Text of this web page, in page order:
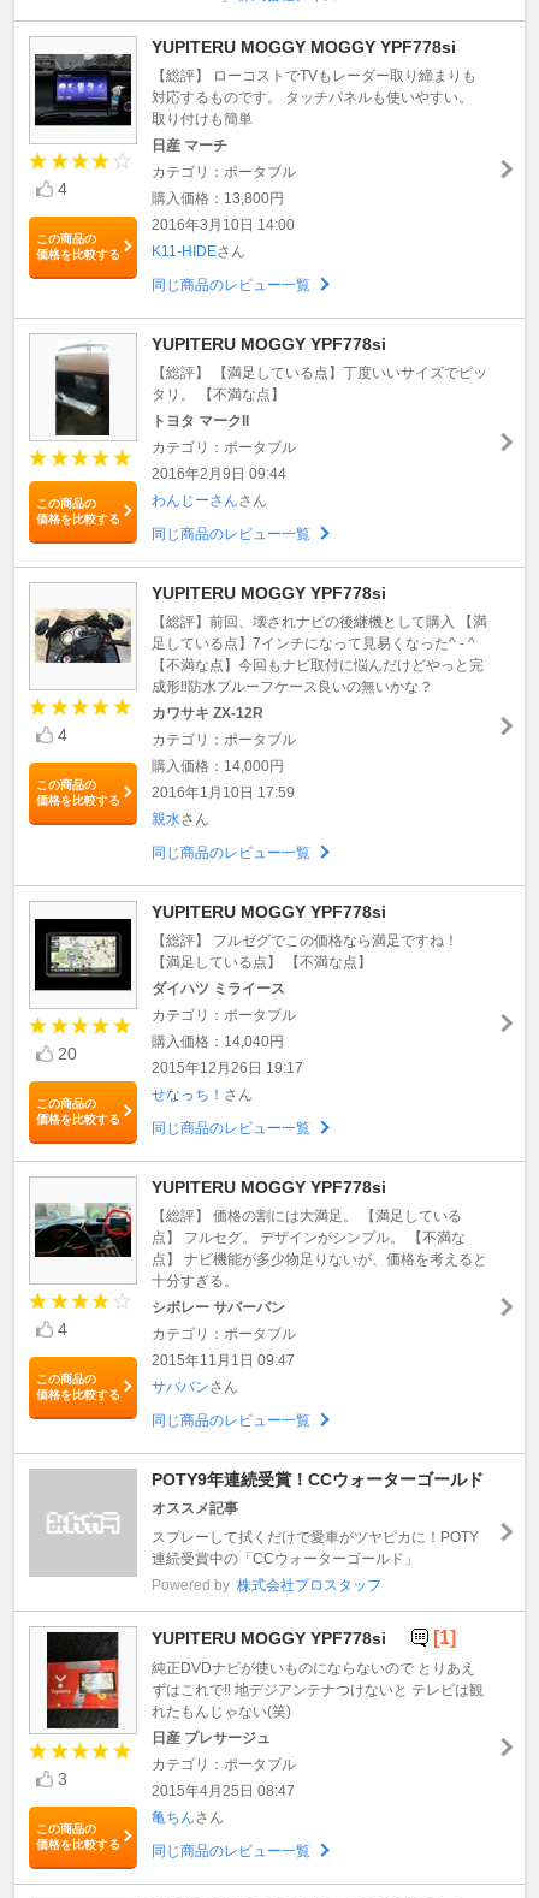
4
この商品の
価格を比較する
YUPITERU MOGGY MOGGY YPF778si
【総評】 ローコストでTVもレーダー取り締まりも
対応するものです。 タッチパネルも使いやすい。
取り付けも簡単
日産 マーチ
カテゴリ：ポータブル
購入価格：13,800円
2016年3月10日 14:00
K11‐HIDEさん
同じ商品のレビュー一覧
この商品の
価格を比較する
YUPITERU MOGGY YPF778si
【総評】 【満足している点】丁度いいサイズでピッ
タリ。 【不満な点】
トヨタ マークII
カテゴリ：ポータブル
2016年2月9日 09:44
わんじーさんさん
同じ商品のレビュー一覧
4
この商品の
価格を比較する
YUPITERU MOGGY YPF778si
【総評】前回、壊されナビの後継機として購入 【満
足している点】7インチになって見易くなった^ - ^
【不満な点】今回もナビ取付に悩んだけどやっと完
成形‼️防水ブルーフケース良いの無いかな？
カワサキ ZX-12R
カテゴリ：ポータブル
購入価格：14,000円
2016年1月10日 17:59
親水さん
同じ商品のレビュー一覧
20
この商品の
価格を比較する
YUPITERU MOGGY YPF778si
【総評】 フルゼグでこの価格なら満足ですね！
【満足している点】 【不満な点】
ダイハツ ミライース
カテゴリ：ポータブル
購入価格：14,040円
2015年12月26日 19:17
せなっち！ さん
同じ商品のレビュー一覧
4
この商品の
価格を比較する
YUPITERU MOGGY YPF778si
【総評】 価格の割には大満足。 【満足している
点】 フルセグ。 デザインがシンプル。 【不満な
点】 ナビ機能が多少物足りないが、価格を考えると
十分すぎる。
シボレー サバーバン
カテゴリ：ポータブル
2015年11月1日 09:47
サババンさん
同じ商品のレビュー一覧
POTY9年連続受賞！CCウォーターゴールド
オススメ記事
スプレーして拭くだけで愛車がツヤピカに！POTY
連続受賞中の「CCウォーターゴールド」
Powered by 株式会社プロスタッフ
3
この商品の
価格を比較する
YUPITERU MOGGY YPF778si [1]
純正DVDナビが使いものにならないので とりあえ
ずはこれで‼︎ 地デジアンテナつけないと テレビは観
れたもんじゃない(笑)
日産 プレサージュ
カテゴリ：ポータブル
2015年4月25日 08:47
亀ちんさん
同じ商品のレビュー一覧